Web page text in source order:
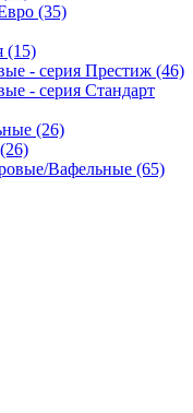
(35)
(15)
- серия Престиж (46)
- серия Стандарт
(26)
Вафельные (65)